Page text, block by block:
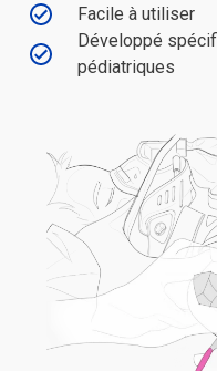
Facile à utiliser
Développé
pédiatriques